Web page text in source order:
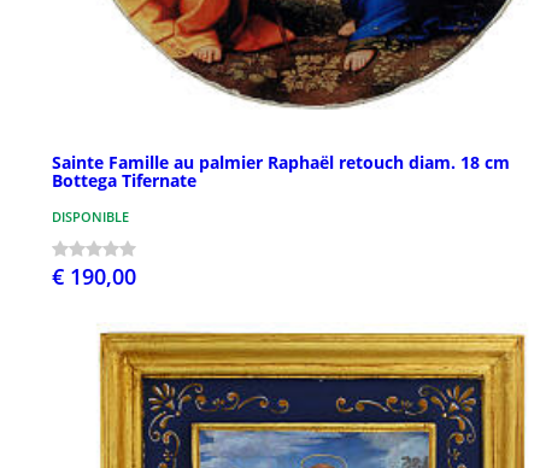
Sainte Famille au palmier Raphaël retouch diam. 18 cm
Bottega Tifernate
DISPONIBLE
€ 190,00